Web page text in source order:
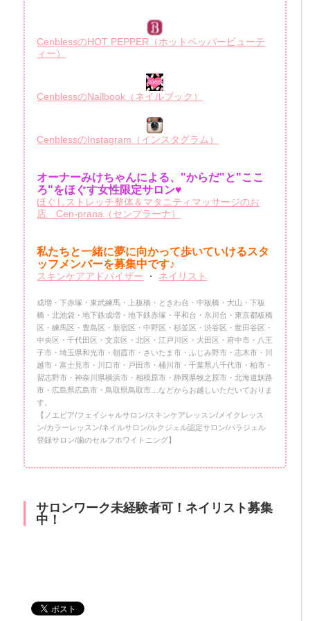
CenblessのHOT PEPPER（ホットペッパービューテ
ィー）
CenblessのNailbook（ネイルブック）
CenblessのInstagram（インスタグラム）
オーナーみけちゃんによる、"からだ"と"ここ
ろ"をほぐす女性限定サロン♥
ほぐしストレッチ整体＆マタニティマッサージのお
店 Cen-prana（センプラーナ）
私たちと一緒に夢に向かって歩いていけるスタ
ッフメンバーを募集中です♪
スキンケアアドバイザー ・ ネイリスト
成増・下赤塚・東武練馬・上板橋・ときわ台・中板橋・大山・下板
橋・北池袋・地下鉄成増・地下鉄赤塚・平和台・氷川台・東京都板橋
区・練馬区・豊島区・新宿区・中野区・杉並区・渋谷区・世田谷区・
中央区・千代田区・文京区・北区・江戸川区・大田区・府中市・八王
子市・埼玉県和光市・朝霞市・さいたま市・ふじみ野市・志木市・川
越市・富士見市・川口市・戸田市・桶川市・千葉県八千代市・柏市・
習志野市・神奈川県横浜市・相模原市・静岡県牧之原市・北海道釧路
市・広島県広島市・鳥取県鳥取市…などからお越しいただいておりま
す。
【ノエビア/フェイシャルサロン/スキンケアレッスン/メイクレッス
ン/カラーレッスン/ネイルサロン/ルクジェル認定サロン/パラジェル
登録サロン/歯のセルフホワイトニング】
サロンワーク未経験者可！ネイリスト募集
中！